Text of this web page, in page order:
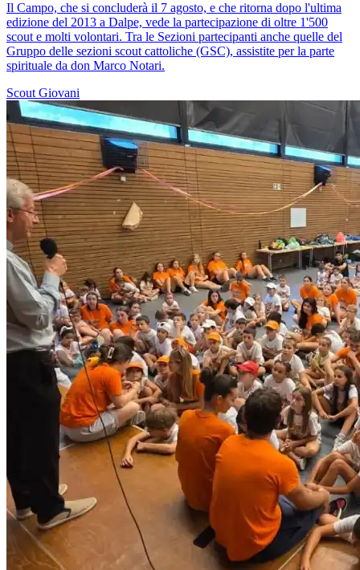
Il Campo, che si concluderà il 7 agosto, e che ritorna dopo l'ultima
edizione del 2013 a Dalpe, vede la partecipazione di oltre 1'500
scout e molti volontari. Tra le Sezioni partecipanti anche quelle del
Gruppo delle sezioni scout cattoliche (GSC), assistite per la parte
spirituale da don Marco Notari.
Scout Giovani